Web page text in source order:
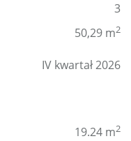
3
50,29 m2
IV kwartał 2026
19.24 m2